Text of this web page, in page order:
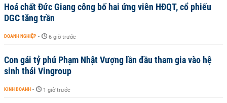
Hoá chất Đức Giang công bố hai ứng viên HĐQT, cổ phiếu
DGC tăng trần
DOANH NGHIỆP - 6 giờ trước
Con gái tỷ phú Phạm Nhật Vượng lần đầu tham gia vào hệ
sinh thái Vingroup
KINH DOANH - 1 giờ trước